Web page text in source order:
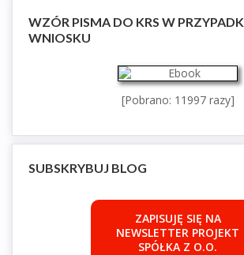
WZÓR PISMA DO KRS W
WNIOSKU
[Pobrano: 11997 razy]
SUBSKRYBUJ BLOG
ZAPISUJĘ SIĘ NA
NEWSLETTER PROJEKT
SPÓŁKA Z O.O.